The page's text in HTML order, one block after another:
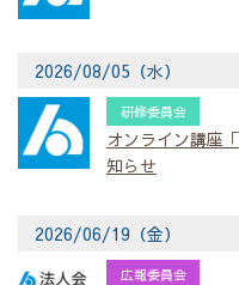
2026/08/05（水）
研修委員会
オンライン講座
知らせ
2026/06/19（金）
広報委員会